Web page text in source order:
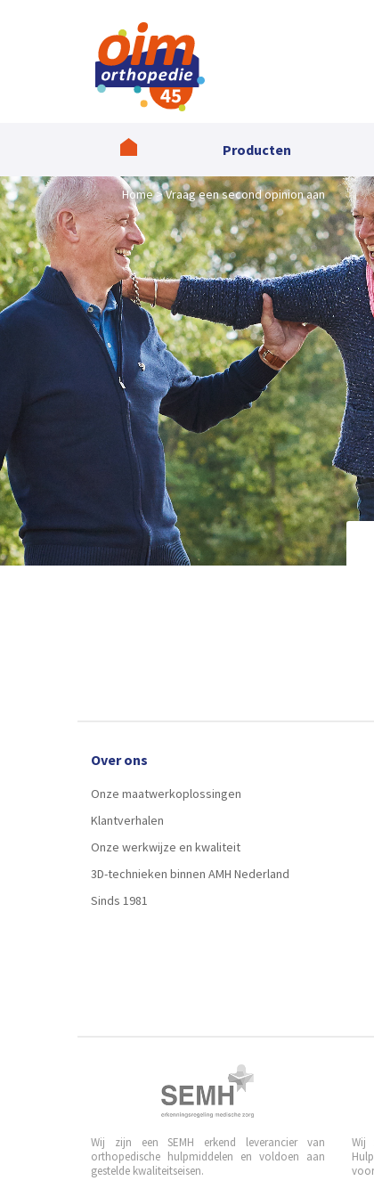
Producten
Home Vraag een second opinion aan
Over ons
Onze maatwerkoplossingen
Klantverhalen
Onze werkwijze en kwaliteit
3D-technieken binnen AMH Nederland
Sinds 1981
Wij zijn een SEMH erkend leverancier van
orthopedische hulpmiddelen en voldoen aan
gestelde kwaliteitseisen.
Wij